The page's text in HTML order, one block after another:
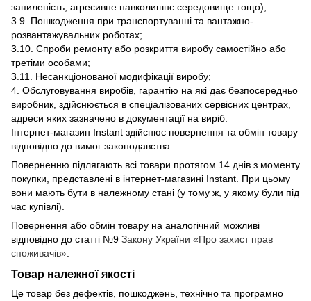
запиленість, агресивне навколишнє середовище тощо);
3.9. Пошкодження при транспортуванні та вантажно-
розвантажувальних роботах;
3.10. Спроби ремонту або розкриття виробу самостійно або
третіми особами;
3.11. Несанкціонованої модифікації виробу;
4. Обслуговування виробів, гарантію на які дає безпосередньо
виробник, здійснюється в спеціалізованих сервісних центрах,
адреси яких зазначено в документації на виріб.
Інтернет-магазин Instant здійснює повернення та обмін товару
відповідно до вимог законодавства.
Поверненню підлягають всі товари протягом 14 днів з моменту
покупки, представлені в інтернет-магазині Instant. При цьому
вони мають бути в належному стані (у тому ж, у якому були під
час купівлі).
Повернення або обмін товару на аналогічний можливі
відповідно до статті №9 Закону України «Про захист прав
споживачів»
Товар належної якості
Це товар без дефектів, пошкоджень, технічно та програмно